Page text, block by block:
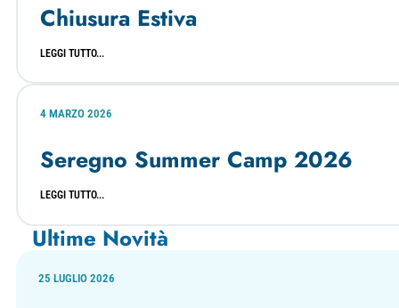
Chiusura Estiva
LEGGI TUTTO...
4 MARZO 2026
Seregno Summer Camp 2026
LEGGI TUTTO...
Ultime Novità
25 LUGLIO 2026